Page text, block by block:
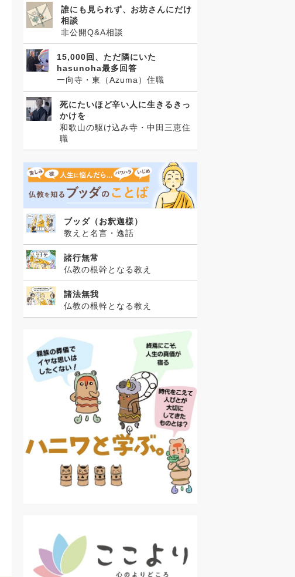
誰にも見られず、お坊さんにだけ
相談
非公開Q&A相談
15,000回、ただ隣にいた
hasunoha最多回答
一向寺・東（Azuma）住職
死にたいほど辛い人に生きるきっ
かけを
和歌山の駆け込み寺・中田三恵住
職
ブッダ（お釈迦様）
教えと名言・逸話
諸行無常
仏教の根幹となる教え
諸法無我
仏教の根幹となる教え